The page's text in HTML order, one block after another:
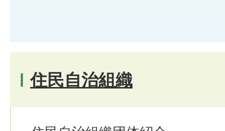
住民自治組織